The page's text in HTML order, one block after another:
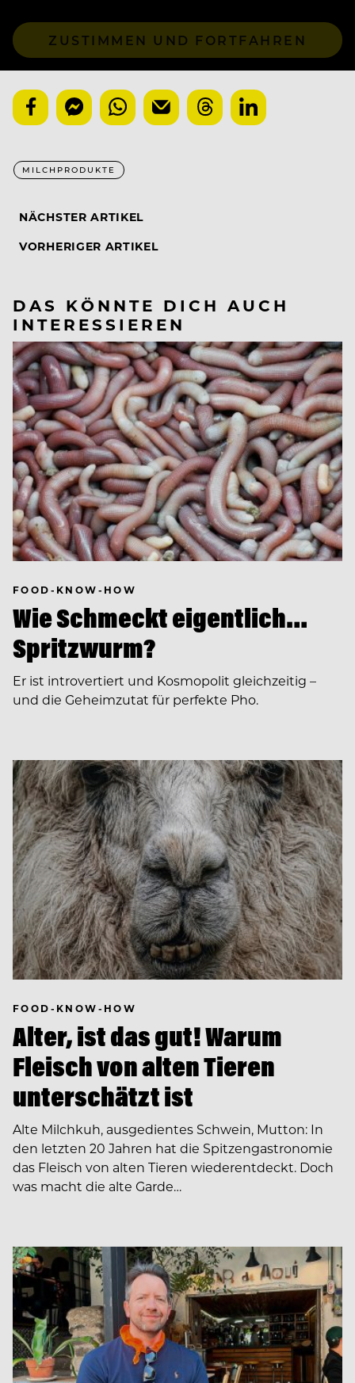
ZUSTIMMEN UND FORTFAHREN
MILCHPRODUKTE
NÄCHSTER ARTIKEL
VORHERIGER ARTIKEL
DAS KÖNNTE DICH AUCH
INTERESSIEREN
FOOD-KNOW-HOW
Wie Schmeckt eigentlich…
Spritzwurm?
Er ist introvertiert und Kosmopolit gleichzeitig –
und die Geheimzutat für perfekte Pho.
FOOD-KNOW-HOW
Alter, ist das gut! Warum
Fleisch von alten Tieren
unterschätzt ist
Alte Milchkuh, ausgedientes Schwein, Mutton: In
den letzten 20 Jahren hat die Spitzengastronomie
das Fleisch von alten Tieren wiederentdeckt. Doch
was macht die alte Garde…